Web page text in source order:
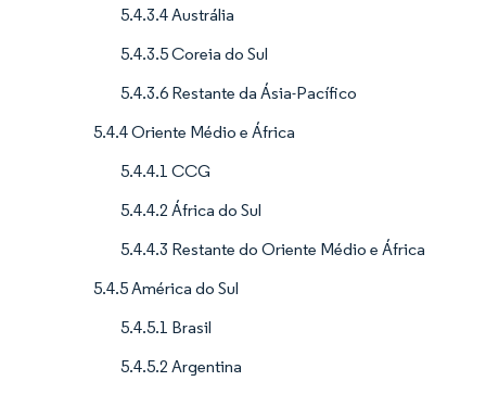
5.4.3.4 Austrália
5.4.3.5 Coreia do Sul
5.4.3.6 Restante da Ásia-Pacífico
5.4.4 Oriente Médio e África
5.4.4.1 CCG
5.4.4.2 África do Sul
5.4.4.3 Restante do Oriente Médio e África
5.4.5 América do Sul
5.4.5.1 Brasil
5.4.5.2 Argentina